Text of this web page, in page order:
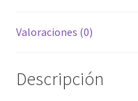
Valoraciones (0)
Descripción